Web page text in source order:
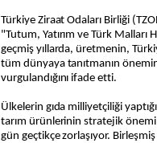
Türkiye Ziraat Odaları Birliği
"Tutum, Yatırım ve Türk Malları
geçmiş yıllarda, üretmenin,
tüm dünyaya tanıtmanın
vurgulandığını ifade etti.
Ülkelerin gıda milliyetçiliği
tarım ürünlerinin stratejik
gün geçtikçe zorlaşıyor.